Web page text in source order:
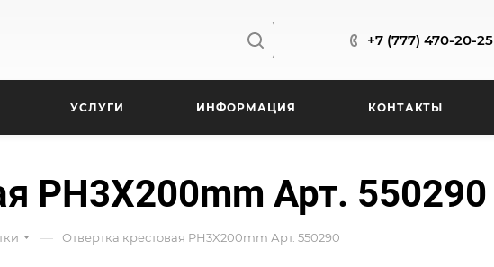
+7 (777) 470-20-25
УСЛУГИ ИНФОРМАЦИЯ КОНТАКТЫ
PH3X200mm Арт. 550290
— Отвертка крестовая PH3X200mm Арт. 550290